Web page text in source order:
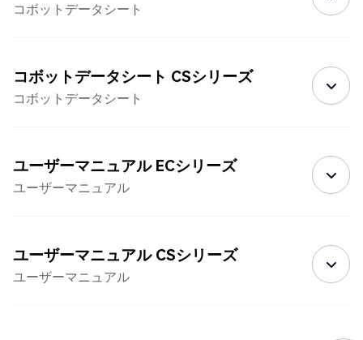
コボットデータシート
コボットデータシート CSシリーズ
コボットデータシート
ユーザーマニュアル ECシリーズ
ユーザーマニュアル
ユーザーマニュアル CSシリーズ
ユーザーマニュアル